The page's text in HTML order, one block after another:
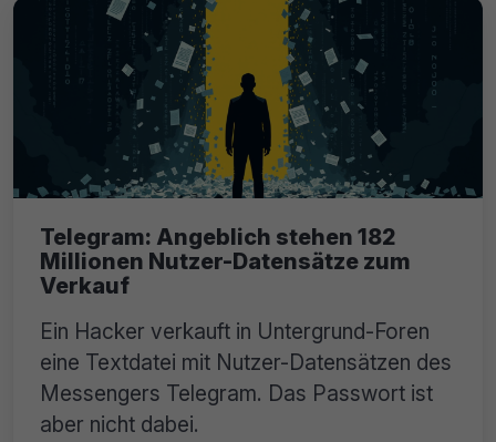
Telegram: Angeblich stehen 182
Millionen Nutzer-Datensätze zum
Verkauf
Ein Hacker verkauft in Untergrund-Foren
eine Textdatei mit Nutzer-Datensätzen des
Messengers Telegram. Das Passwort ist
aber nicht dabei.